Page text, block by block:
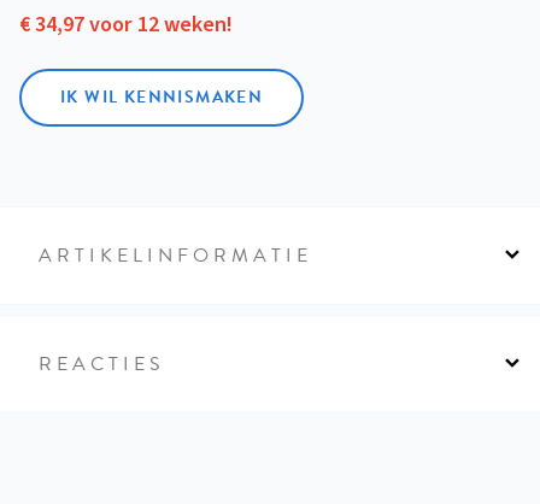
€ 34,97 voor 12 weken!
IK WIL KENNISMAKEN
ARTIKELINFORMATIE
REACTIES